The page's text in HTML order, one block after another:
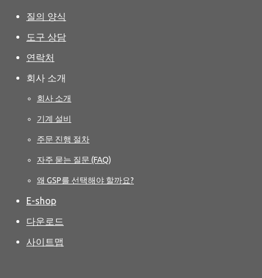
질의 양식
도구 상담
연락처
회사 소개
회사 소개
기계 설비
주문 진행 절차
자주 묻는 질문 (FAQ)
왜 GSP를 선택해야 할까요?
E-shop
다운로드
사이트맵